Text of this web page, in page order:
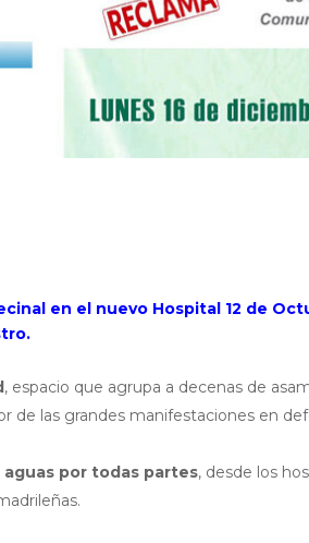
en el nuevo Hospital 12 de
, espacio que agrupa a decenas de
de las grandes manifestaciones en
aguas por todas partes, desde los